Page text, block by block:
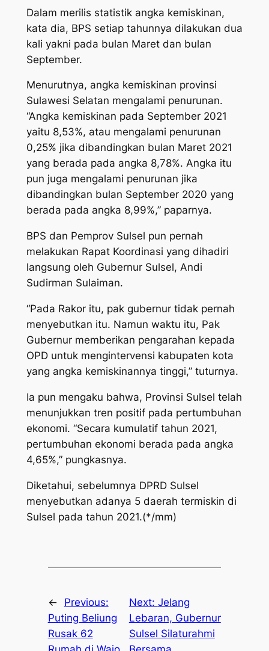
Dalam merilis statistik angka kemiskinan,
kata dia, BPS setiap tahunnya dilakukan dua
kali yakni pada bulan Maret dan bulan
September.
Menurutnya, angka kemiskinan provinsi
Sulawesi Selatan mengalami penurunan.
“Angka kemiskinan pada September 2021
yaitu 8,53%, atau mengalami penurunan
0,25% jika dibandingkan bulan Maret 2021
yang berada pada angka 8,78%. Angka itu
pun juga mengalami penurunan jika
dibandingkan bulan September 2020 yang
berada pada angka 8,99%,” paparnya.
BPS dan Pemprov Sulsel pun pernah
melakukan Rapat Koordinasi yang dihadiri
langsung oleh Gubernur Sulsel, Andi
Sudirman Sulaiman.
“Pada Rakor itu, pak gubernur tidak pernah
menyebutkan itu. Namun waktu itu, Pak
Gubernur memberikan pengarahan kepada
OPD untuk mengintervensi kabupaten kota
yang angka kemiskinannya tinggi,” tuturnya.
Ia pun mengaku bahwa, Provinsi Sulsel telah
menunjukkan tren positif pada pertumbuhan
ekonomi. “Secara kumulatif tahun 2021,
pertumbuhan ekonomi berada pada angka
4,65%,” pungkasnya.
Diketahui, sebelumnya DPRD Sulsel
menyebutkan adanya 5 daerah termiskin di
Sulsel pada tahun 2021.(*/mm)
←
Previous:
Puting Beliung
Rusak 62
Next: Jelang
Lebaran, Gubernur
Sulsel Silaturahmi